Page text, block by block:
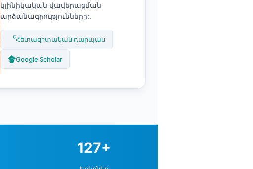
կլինիկական վավերացման
արձանագրությունները:.
Հետազոտական դարպաս
Google Scholar
127+